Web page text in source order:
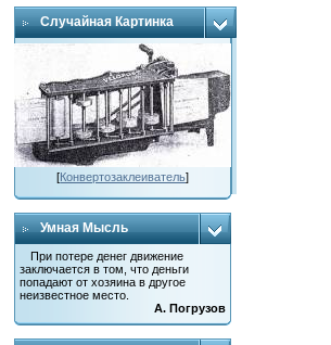
Случайная Картинка
[Конвертозаклеиватель]
Умная Мысль
При потере денег движение
заключается в том, что деньги
попадают от хозяина в другое
неизвестное место.
А. Погрузов